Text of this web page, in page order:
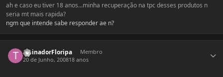
ah e caso eu tiver 18 anos...minha recuperação na tpc desses produtos n
seria mt mais rapida?
ngm que intende sabe responder ae n?
TreinadorFloripa
Membro
20 de Junho, 200818 anos